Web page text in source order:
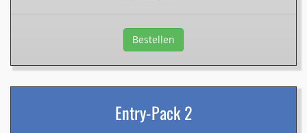
Bestellen
Entry-Pack 2